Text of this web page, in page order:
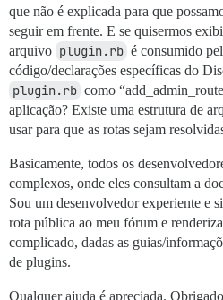
que não é explicada para que
seguir em frente. E se quisermos
arquivo plugin.rb é consumido
código/declarações específicas do
plugin.rb como
aplicação? Existe uma estrutura de
usar para que as rotas sejam
Basicamente, todos os
complexos, onde eles consultam a
Sou um desenvolvedor experiente e
rota pública ao meu fórum e
complicado, dadas as guias/
de plugins.
Qualquer ajuda é apreciada.